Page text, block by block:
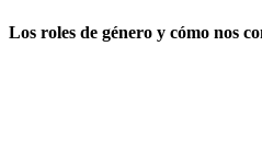
Los roles de género y cómo nos